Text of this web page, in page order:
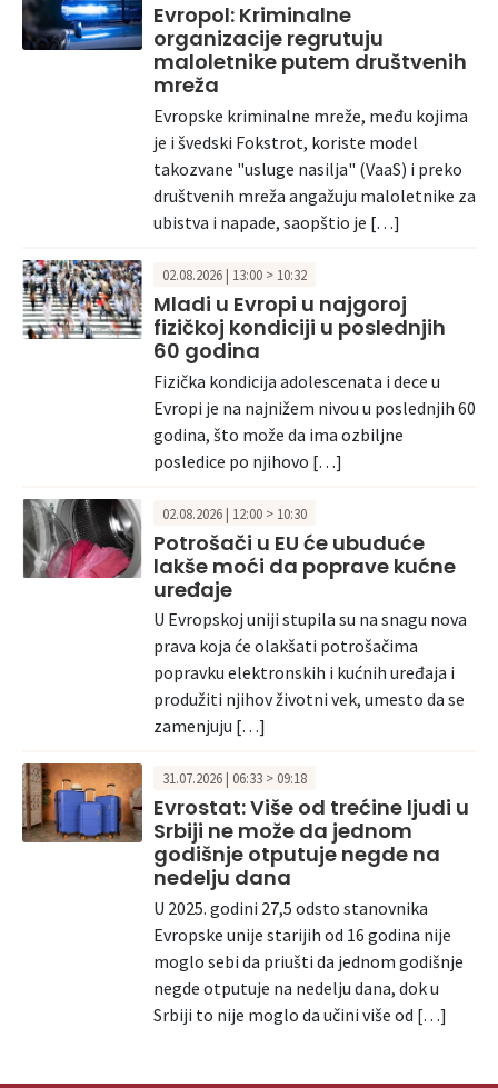
Evropol: Kriminalne
organizacije regrutuju
maloletnike putem društvenih
mreža
Evropske kriminalne mreže, među kojima
je i švedski Fokstrot, koriste model
takozvane "usluge nasilja" (VaaS) i preko
društvenih mreža angažuju maloletnike za
ubistva i napade, saopštio je […]
02.08.2026 | 13:00 > 10:32
Mladi u Evropi u najgoroj
fizičkoj kondiciji u poslednjih
60 godina
Fizička kondicija adolescenata i dece u
Evropi je na najnižem nivou u poslednjih 60
godina, što može da ima ozbiljne
posledice po njihovo […]
02.08.2026 | 12:00 > 10:30
Potrošači u EU će ubuduće
lakše moći da poprave kućne
uređaje
U Evropskoj uniji stupila su na snagu nova
prava koja će olakšati potrošačima
popravku elektronskih i kućnih uređaja i
produžiti njihov životni vek, umesto da se
zamenjuju […]
31.07.2026 | 06:33 > 09:18
Evrostat: Više od trećine ljudi u
Srbiji ne može da jednom
godišnje otputuje negde na
nedelju dana
U 2025. godini 27,5 odsto stanovnika
Evropske unije starijih od 16 godina nije
moglo sebi da priušti da jednom godišnje
negde otputuje na nedelju dana, dok u
Srbiji to nije moglo da učini više od […]